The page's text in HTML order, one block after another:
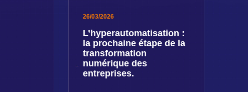
26/03/2026
L’hyperautomatisation :
la prochaine étape de la
transformation
numérique des
entreprises.